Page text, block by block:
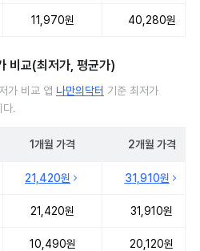
11,970원 40,280원
비교(최저가, 평균가)
가 비교 앱 나만의닥터 기준 최저가
.
1개월 가격 2개월 가격
21,420원 31,910원
21,420원 31,910원
10,490원 20,120원